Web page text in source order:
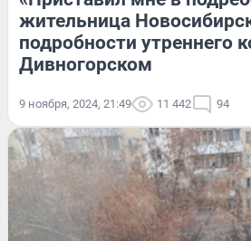
жительница
подробности утреннего
Дивногорском
9 ноября, 2024, 21:49 11 442 94